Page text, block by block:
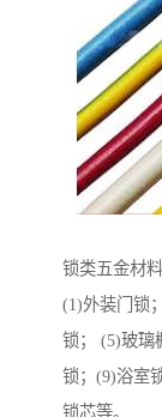
锁类五金材
(1)外装门锁
锁； (5)玻璃
锁；(9)浴室
锁芯等。